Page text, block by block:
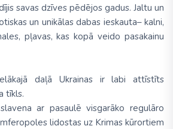
savas dzīves pēdējos gadus. Jaltu un
un unikālas dabas ieskauta– kalni,
pļavas, kas kopā veido pasakainu
daļā Ukrainas ir labi attīstīts
tīkls.
ar pasaulē visgarāko regulāro
lidostas uz Krimas kūrortiem